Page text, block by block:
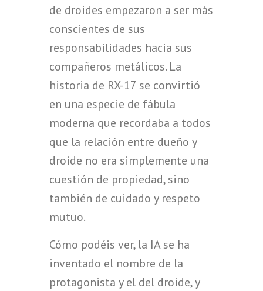
de droides empezaron a ser más
conscientes de sus
responsabilidades hacia sus
compañeros metálicos. La
historia de RX-17 se convirtió
en una especie de fábula
moderna que recordaba a todos
que la relación entre dueño y
droide no era simplemente una
cuestión de propiedad, sino
también de cuidado y respeto
mutuo.
Cómo podéis ver, la IA se ha
inventado el nombre de la
protagonista y el del droide, y